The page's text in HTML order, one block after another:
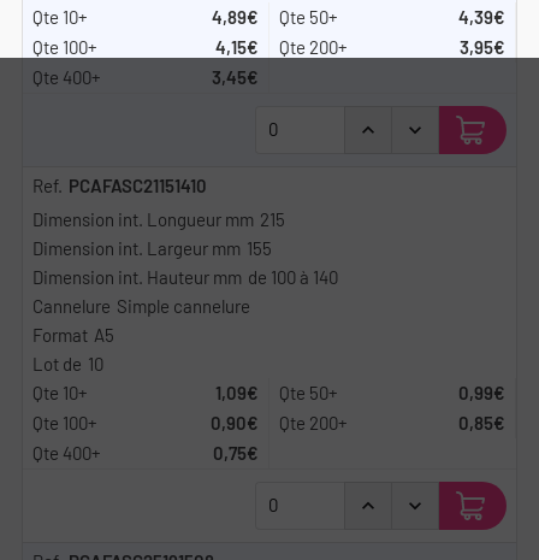
4,89€
4,39€
4,15€
3,95€
3,45€
PCAFASC21151410
215
155
de 100 à 140
Simple cannelure
A5
10
1,09€
0,99€
0,90€
0,85€
0,75€